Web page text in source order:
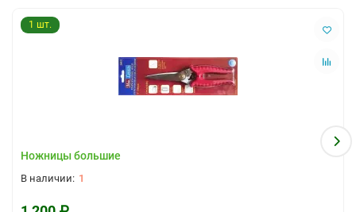
1 шт.
Ножницы большие
1